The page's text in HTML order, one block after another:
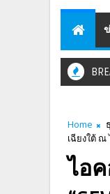
Home
เฉียงใต้
ไอ